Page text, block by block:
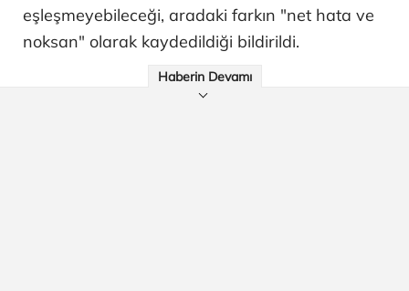
eşleşmeyebileceği, aradaki farkın "net hata ve
noksan" olarak kaydedildiği bildirildi.
Haberin Devamı